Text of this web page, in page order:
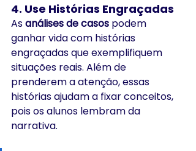
4. Use Histórias Engraçadas
As análises de casos podem
ganhar vida com histórias
engraçadas que exemplifiquem
situações reais. Além de
prenderem a atenção, essas
histórias ajudam a fixar conceitos,
pois os alunos lembram da
narrativa.